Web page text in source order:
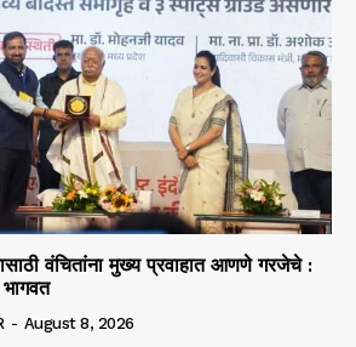
वंचितांना मुख्य प्रवाहात आणणे गरजेचे :
- August 8, 2026